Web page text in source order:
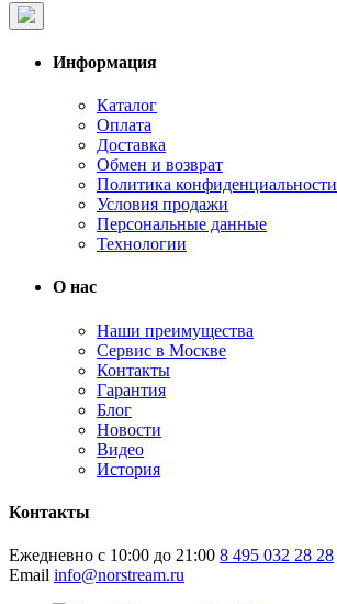
Информация
Каталог
Оплата
Доставка
Обмен и возврат
Политика конфиденциальности
Условия продажи
Персональные данные
Технологии
О нас
Наши преимущества
Сервис в Москве
Контакты
Гарантия
Блог
Новости
Видео
История
Контакты
Ежедневно с 10:00 до 21:00 8 495 032 28 28
Email info@norstream.ru